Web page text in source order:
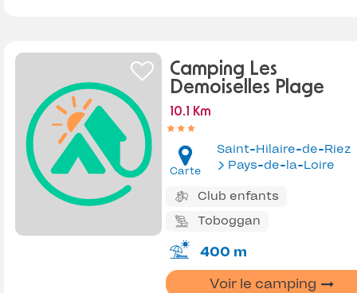
Camping Les
Demoiselles Plage
10.1 Km
Carte
Saint-Hilaire-de-Riez
Pays-de-la-Loire
Club enfants
Toboggan
400 m
Voir le camping